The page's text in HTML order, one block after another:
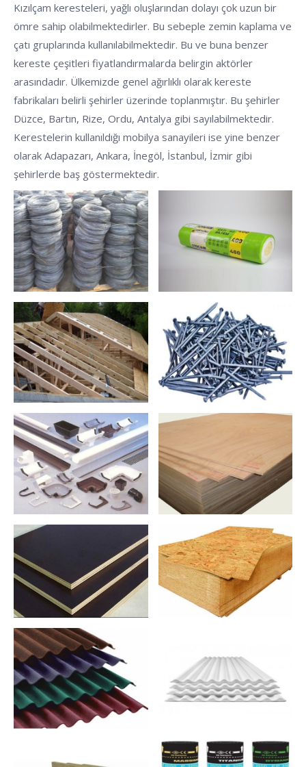
Kızılçam keresteleri, yağlı oluşlarından dolayı çok uzun bir
ömre sahip olabilmektedirler. Bu sebeple zemin kaplama ve
çatı gruplarında kullanılabilmektedir. Bu ve buna benzer
kereste çeşitleri fiyatlandırmalarda belirgin aktörler
arasındadır. Ülkemizde genel ağırlıklı olarak kereste
fabrikaları belirli şehirler üzerinde toplanmıştır. Bu şehirler
Düzce, Bartın, Rize, Ordu, Antalya gibi sayılabilmektedir.
Kerestelerin kullanıldığı mobilya sanayileri ise yine benzer
olarak Adapazarı, Ankara, İnegöl, İstanbul, İzmir gibi
şehirlerde baş göstermektedir.